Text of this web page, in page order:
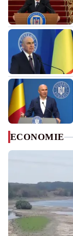
ECONOMIE